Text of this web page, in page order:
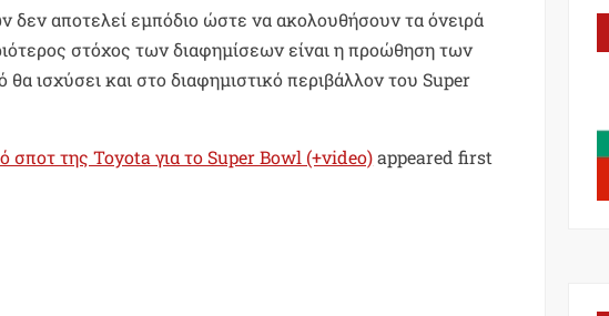
αποτελεί εμπόδιο ώστε να ακολουθήσουν τα όνειρά
στόχος των διαφημίσεων είναι η προώθηση των
ισχύσει και στο διαφημιστικό περιβάλλον του Super
σποτ της Toyota για το Super Bowl (+video)appeared first